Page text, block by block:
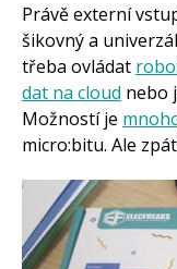
Právě externí
šikovný a
třeba ovládat
dat na cloud nebo
Možností je
micro:bitu. Ale